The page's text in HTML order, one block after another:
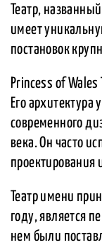
Театр,
имеет
постановок
Princess of
Его
современного
века. Он часто
проектирования
Театр имени
году, является
нем были